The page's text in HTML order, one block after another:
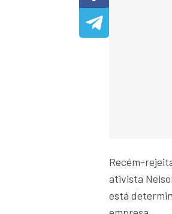
Recém-
ativista
está